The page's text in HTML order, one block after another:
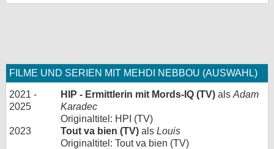
FILME UND SERIEN MIT MEHDI NEBBOU (AUSWAHL)
2021 -
2025
HIP - Ermittlerin mit Mords-IQ (TV) als Adam
Karadec
Originaltitel: HPI (TV)
2023
Tout va bien (TV) als Louis
Originaltitel: Tout va bien (TV)